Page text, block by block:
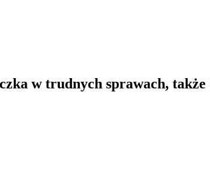
w trudnych sprawach,